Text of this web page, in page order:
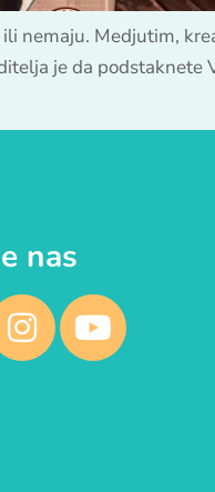
nemaju. Medjutim,
je da podstaknete
nas